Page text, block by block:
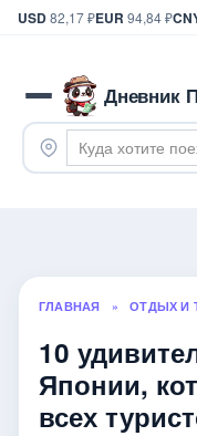
USD82,17 ₽EUR 94,84 ₽
Дневник
ГЛАВНАЯ » ОТДЫХ И
10
Японии,
всех